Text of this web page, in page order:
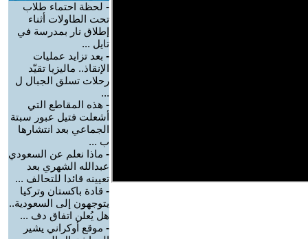
- لحظة احتماء طلاب
تحت الطاولات أثناء
إطلاق نار بمدرسة في
تايل ...
- بعد تزايد عمليات
الإنقاذ.. ماليزيا تقيّد
رحلات تسلق الجبال ل
...
- هذه المقاطع التي
أشعلت فتيل عبور سبتة
الجماعي بعد انتشارها
ب ...
- ماذا نعلم عن السعودي
عبدالله الشهري بعد
تعيينه قائدا للتحالف ...
- قادة باكستان وتركيا
يتوجهون إلى السعودية..
هل يُعلن اتفاق دف ...
- موقع أوكراني يشير